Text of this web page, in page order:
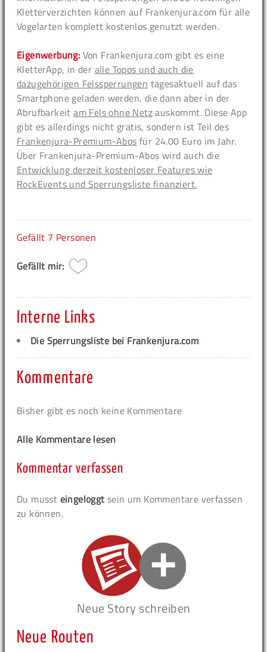
Kletterverzichten können auf Frankenjura.com für alle
Vogelarten komplett kostenlos genutzt werden.
Eigenwerbung: Von Frankenjura.com gibt es eine
KletterApp, in der alle Topos und auch die
dazugehörigen Felssperrungen tagesaktuell auf das
Smartphone geladen werden, die dann aber in der
Abrufbarkeitam Fels ohne Netzauskommt. Diese App
gibt es allerdings nicht gratis, sondern ist Teil des
Frankenjura-Premium-Abos für 24.00 Euro im Jahr.
Über Frankenjura-Premium-Abos wird auch die
Entwicklung derzeit kostenloser Features wie
RockEvents und Sperrungsliste finanziert.
Gefällt 7 Personen
Gefällt mir:
Interne Links
Die Sperrungsliste bei Frankenjura.com
Kommentare
Bisher gibt es noch keine Kommentare
Alle Kommentare lesen
Kommentar verfassen
Du musst eingeloggt sein um Kommentare verfassen
zu können.
Neue Story schreiben
Neue Routen